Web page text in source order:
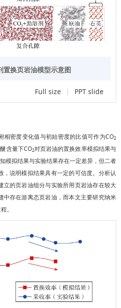
置换页岩油模型示意图
Full size | PPT slide
相密度变化值与初始密度的比值可作为CO2
含量下CO2对页岩油的置换效率模拟结果与
模拟结果与实验结果存在一定差异，但二者
说明模拟结果具有一定的可信度。分析认
的页岩油组分与实验所用页岩油存在较大
存在游离态页岩油，而本文主要研究纳米
。